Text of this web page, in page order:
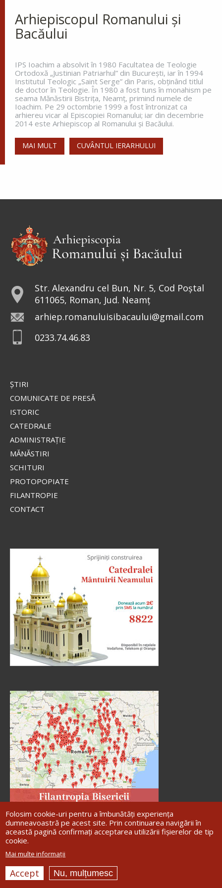
dormea, sfântul s-a trezit și a
văzut o lumină care lumina întreg ținutul. Aceasta
lumină venea de la o coloană de foc de pe
Apostolul zilei
Fraților, vă îndemn, pentru Domnul nostru Iisus
Hristos și pentru iubirea Duhului Sfânt, ca
împreună cu mine, să luptați în rugăciuni către
Dumnezeu pentru mine, ca să scap de...
Ap. Romani 15, 30-33
Ev. Matei 17, 24-27; 18, 1-4
Preia articolele Doxologia în site-ul tău!
Arhiepiscopul Romanului și
Bacăului
IPS Ioachim a absolvit în 1980 Facultatea de Teologie
Ortodoxă „Justinian Patriarhul” din Bucureşti, iar în 1994
Institutul Teologic „Saint Serge” din Paris, obţinând titlul
de doctor în Teologie. În 1980 a fost tuns în monahism pe
seama Mănăstirii Bistriţa, Neamţ, primind numele de
Ioachim. Pe 29 octombrie 1999 a fost întronizat ca
arhiereu vicar al Episcopiei Romanului; iar din decembrie
2014 este Arhiepiscop al Romanului și Bacăului.
MAI MULT CUVÂNTUL IERARHULUI
Str. Alexandru cel Bun, Nr. 5, Cod Poștal
611065, Roman, Jud. Neamț
arhiep.romanuluisibacaului@gmail.com
0233.74.46.83
ŞTIRI
COMUNICATE DE PRESĂ
ISTORIC
CATEDRALE
ADMINISTRAŢIE
MĂNĂSTIRI
SCHITURI
PROTOPOPIATE
FILANTROPIE
CONTACT
Arhiepiscopia Iașilor | ©
Romanului și Bacăului
Folosim cookie-uri pentru a îmbunătăți experiența
dumneavoastră pe acest site. Prin continuarea navigării în
această pagină confirmați acceptarea utilizării fișierelor de tip
cookie.
Mai multe informații
Accept Nu, mulțumesc